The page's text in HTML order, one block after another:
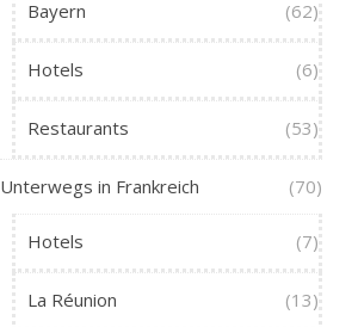
Bayern (62)
Hotels (6)
Restaurants (53)
Unterwegs in Frankreich (70)
Hotels (7)
La Réunion (13)